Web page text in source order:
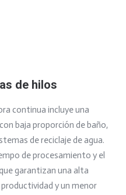
de hilos
continua incluye una
baja proporción de baño,
de reciclaje de agua.
de procesamiento y el
garantizan una alta
y un menor